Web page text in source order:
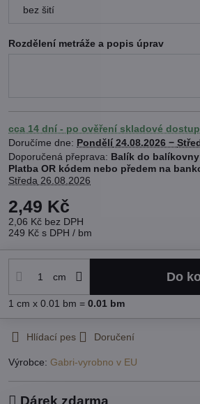
Rozdělení metráže a popis úprav
cca 14 dní - po ověření skladové
Doručíme dne: Pondělí 24.08.2026 −
Balík do
Platba OR kódem nebo předem na
Středa 26.08.2026
2,49 Kč
2,06 Kč bez DPH
249 Kč s DPH / bm
cm Do
1 cm x 0.01 bm = 0.01 bm
Hlídací pes Doručení
Výrobce: Gabri-vyrobno v EU
Dárek zdarma